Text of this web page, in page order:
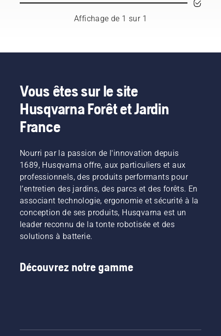
polyvalent.
une liste
de
conseils
sur la
manière
de
efficacement
et en
toute
sécurité
avec
votre
débroussailleuse
Husqvarna.
Affichage de 1 sur 1
Vous êtes sur le site
Husqvarna Forêt et Jardin
France
Nourri par la passion de l'innovation depuis
1689, Husqvarna offre, aux particuliers et aux
professionnels, des produits performants pour
l’entretien des jardins, des parcs et des forêts. En
associant technologie, ergonomie et sécurité à la
conception de ses produits, Husqvarna est un
leader reconnu de la tonte robotisée et des
solutions à batterie.
Découvrez notre gamme